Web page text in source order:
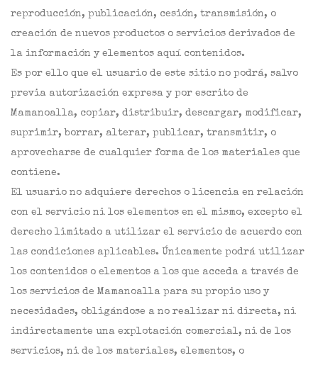
reproducción, publicación, cesión, transmisión, o
creación de nuevos productos o servicios derivados de
la información y elementos aquí contenidos.
Es por ello que el usuario de este sitio no podrá, salvo
previa autorización expresa y por escrito de
Mamanoalla, copiar, distribuir, descargar, modificar,
suprimir, borrar, alterar, publicar, transmitir, o
aprovecharse de cualquier forma de los materiales que
contiene.
El usuario no adquiere derechos o licencia en relación
con el servicio ni los elementos en el mismo, excepto el
derecho limitado a utilizar el servicio de acuerdo con
las condiciones aplicables. Únicamente podrá utilizar
los contenidos o elementos a los que acceda a través de
los servicios de Mamanoalla para su propio uso y
necesidades, obligándose a no realizar ni directa, ni
indirectamente una explotación comercial, ni de los
servicios, ni de los materiales, elementos, o